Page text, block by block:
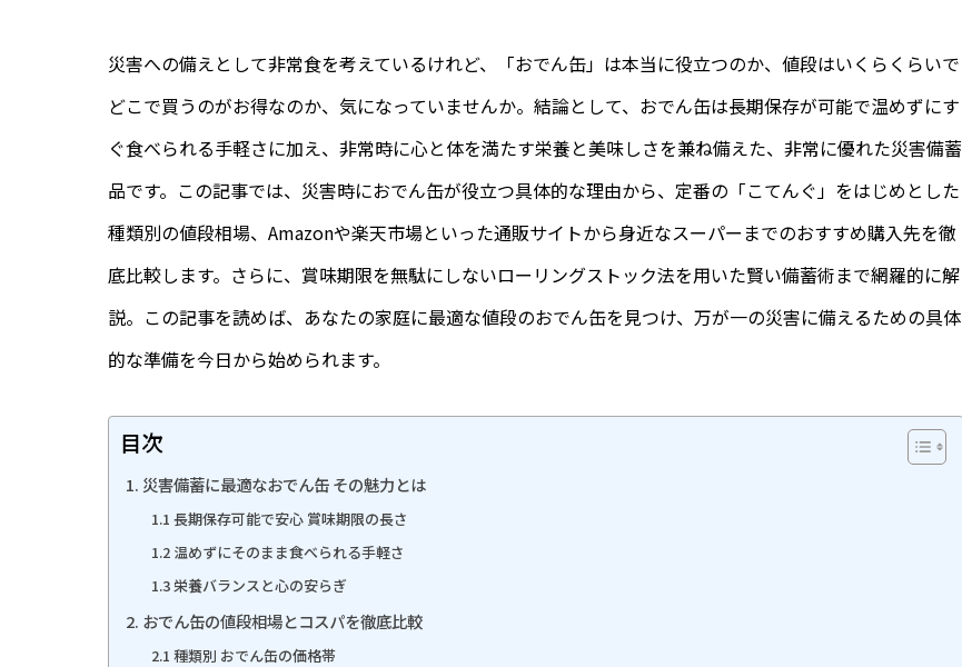
災害への備えとして非常食を考えているけれど、「おでん缶」は本当に役立つのか、値段はいくらくらいで
どこで買うのがお得なのか、気になっていませんか。結論として、おでん缶は長期保存が可能で温めずにす
ぐ食べられる手軽さに加え、非常時に心と体を満たす栄養と美味しさを兼ね備えた、非常に優れた災害備蓄
品です。この記事では、災害時におでん缶が役立つ具体的な理由から、定番の「こてんぐ」をはじめとした
種類別の値段相場、Amazonや楽天市場といった通販サイトから身近なスーパーまでのおすすめ購入先を徹
底比較します。さらに、賞味期限を無駄にしないローリングストック法を用いた賢い備蓄術まで網羅的に解
説。この記事を読めば、あなたの家庭に最適な値段のおでん缶を見つけ、万が一の災害に備えるための具体
的な準備を今日から始められます。
目次
1. 災害備蓄に最適なおでん缶 その魅力とは
1.1 長期保存可能で安心 賞味期限の長さ
1.2 温めずにそのまま食べられる手軽さ
1.3 栄養バランスと心の安らぎ
2. おでん缶の値段相場とコスパを徹底比較
2.1 種類別 おでん缶の価格帯